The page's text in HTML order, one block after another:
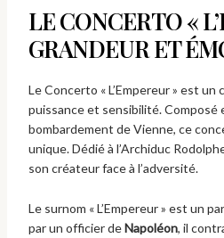
LE CONCERTO «
GRANDEUR ET
Le Concerto « L’Empereur » est un
puissance et sensibilité. Composé
bombardement de Vienne, ce
unique. Dédié à l’Archiduc
son créateur face à l’adversité.
Le surnom « L’Empereur » est un
par un officier deNapoléon, il